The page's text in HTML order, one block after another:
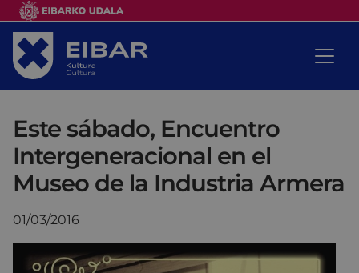
Este sábado, Encuentro
Intergeneracional en el
Museo de la Industria Armera
01/03/2016